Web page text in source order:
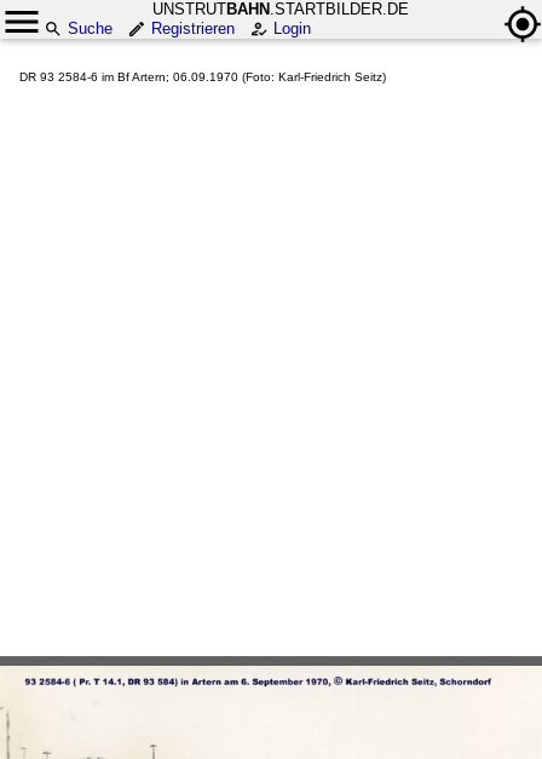
UNSTRUTBAHN .STARTBILDER.DE
Suche
Registrieren Login
DR 93 2584-6 im Bf Artern; 06.09.1970 (Foto: Karl-Friedrich Seitz)